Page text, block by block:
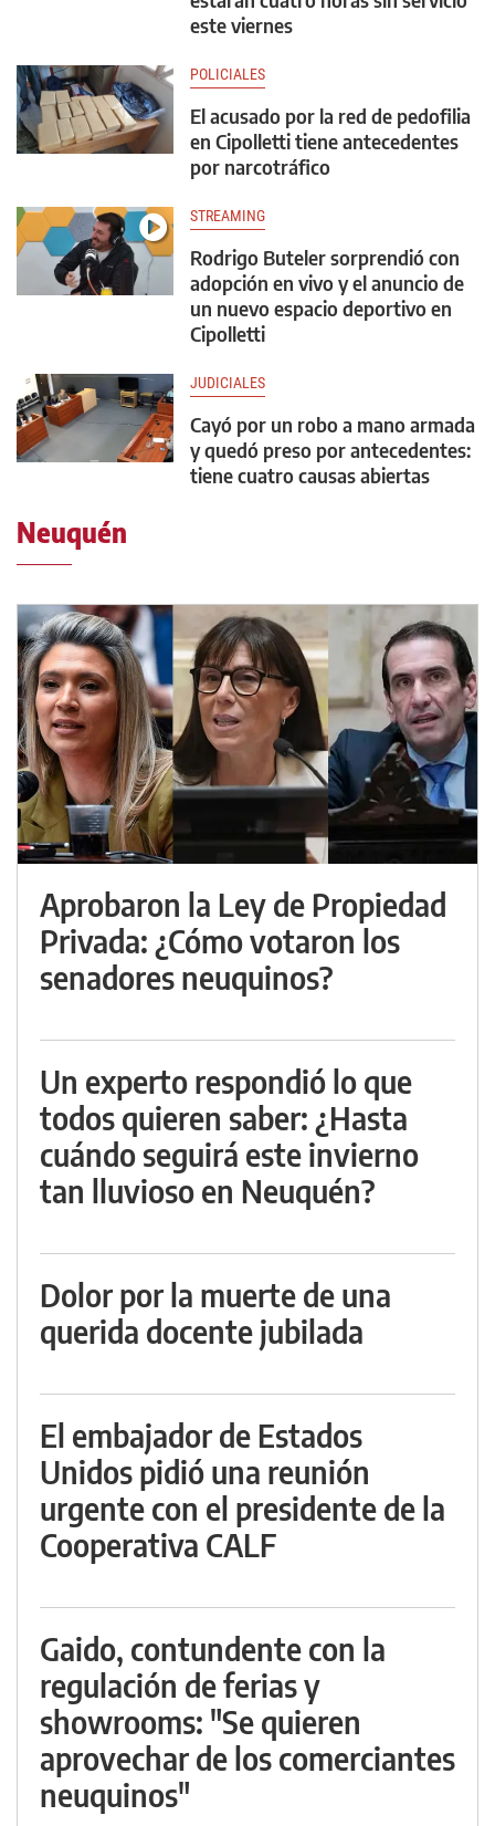
este viernes
POLICIALES
El acusado por la red de pedofilia
en Cipolletti tiene antecedentes
por narcotráfico
STREAMING
Rodrigo Buteler sorprendió con
adopción en vivo y el anuncio de
un nuevo espacio deportivo en
Cipolletti
JUDICIALES
Cayó por un robo a mano armada
y quedó preso por antecedentes:
tiene cuatro causas abiertas
Neuquén
Aprobaron la Ley de Propiedad
Privada: ¿Cómo votaron los
senadores neuquinos?
Un experto respondió lo que
todos quieren saber: ¿Hasta
cuándo seguirá este invierno
tan lluvioso en Neuquén?
Dolor por la muerte de una
querida docente jubilada
El embajador de Estados
Unidos pidió una reunión
urgente con el presidente de la
Cooperativa CALF
Gaido, contundente con la
regulación de ferias y
showrooms: "Se quieren
aprovechar de los comerciantes
neuquinos"